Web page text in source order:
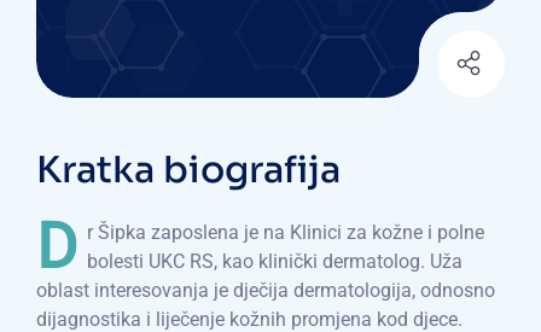
Kratka biografija
D r Šipka zaposlena je na Klinici za kožne i polne
bolesti UKC RS, kao klinički dermatolog. Uža
oblast interesovanja je dječija dermatologija, odnosno
dijagnostika i liječenje kožnih promjena kod djece.